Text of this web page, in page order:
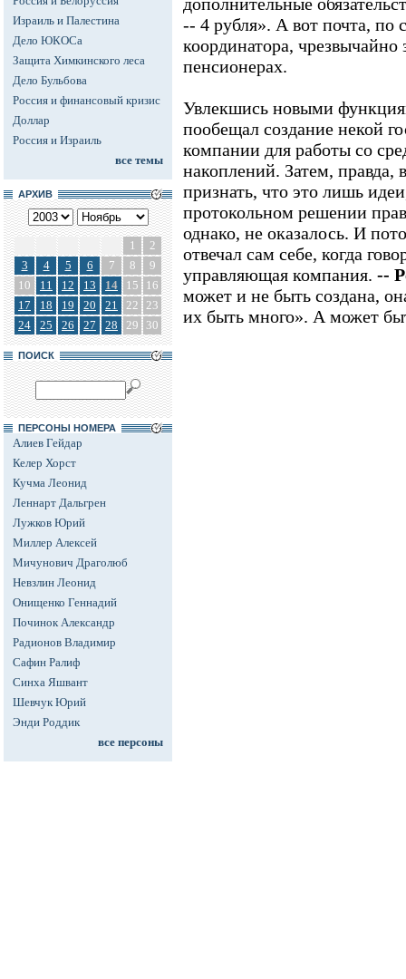
Израиль и Палестина
Дело ЮКОСа
Защита Химкинского леса
Дело Бульбова
Россия и финансовый кризис
Доллар
Россия и Израиль
все темы
АРХИВ
1
2
3
4 5 6 7 8
9
10
11 12 13 14 15
16
17
18 19 20 21 22 23
24
25 26 27 28 29 30
ПОИСК
ПЕРСОНЫ НОМЕРА
Алиев Гейдар
Келер Хорст
Кучма Леонид
Леннарт Дальгрен
Лужков Юрий
Миллер Алексей
Мичунович Драголюб
Невзлин Леонид
Онищенко Геннадий
Починок Александр
Радионов Владимир
Сафин Ралиф
Синха Яшвант
Шевчук Юрий
Энди Роддик
все персоны
-- 4 рубля». А вот почта, по
координатора, чрезвычайно
пенсионерах.
Увлекшись новыми
пообещал создание некой
компании для работы со
накоплений. Затем,
признать, что это лишь
протокольном решении
однако, не оказалось. И
отвечал сам себе, когда
управляющая компания. --
может и не быть создана,
их быть много». А может